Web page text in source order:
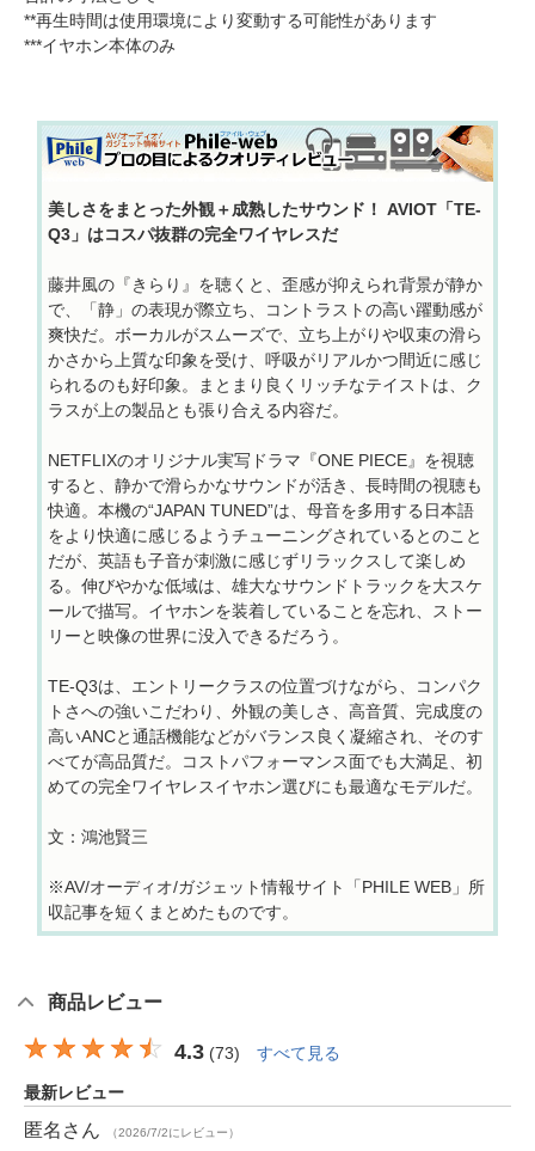
**再生時間は使用環境により変動する可能性があります
***イヤホン本体のみ
美しさをまとった外観＋成熟したサウンド！ AVIOT「TE-
Q3」はコスパ抜群の完全ワイヤレスだ
藤井風の『きらり』を聴くと、歪感が抑えられ背景が静か
で、「静」の表現が際立ち、コントラストの高い躍動感が
爽快だ。ボーカルがスムーズで、立ち上がりや収束の滑ら
かさから上質な印象を受け、呼吸がリアルかつ間近に感じ
られるのも好印象。まとまり良くリッチなテイストは、ク
ラスが上の製品とも張り合える内容だ。
NETFLIXのオリジナル実写ドラマ『ONE PIECE』を視聴
すると、静かで滑らかなサウンドが活き、長時間の視聴も
快適。本機の“JAPAN TUNED”は、母音を多用する日本語
をより快適に感じるようチューニングされているとのこと
だが、英語も子音が刺激に感じずリラックスして楽しめ
る。伸びやかな低域は、雄大なサウンドトラックを大スケ
ールで描写。イヤホンを装着していることを忘れ、ストー
リーと映像の世界に没入できるだろう。
TE-Q3は、エントリークラスの位置づけながら、コンパク
トさへの強いこだわり、外観の美しさ、高音質、完成度の
高いANCと通話機能などがバランス良く凝縮され、そのす
べてが高品質だ。コストパフォーマンス面でも大満足、初
めての完全ワイヤレスイヤホン選びにも最適なモデルだ。
文：鴻池賢三
※AV/オーディオ/ガジェット情報サイト「PHILE WEB」所
収記事を短くまとめたものです。
商品レビュー
4.3 (73) すべて見る
最新レビュー
匿名 さん （2026/7/2にレビュー）